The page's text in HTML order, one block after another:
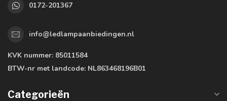
0172-201367
info@ledlampaanbiedingen.nl
KVK nummer: 85011584
BTW-nr met landcode: NL863468196B01
Categorieën